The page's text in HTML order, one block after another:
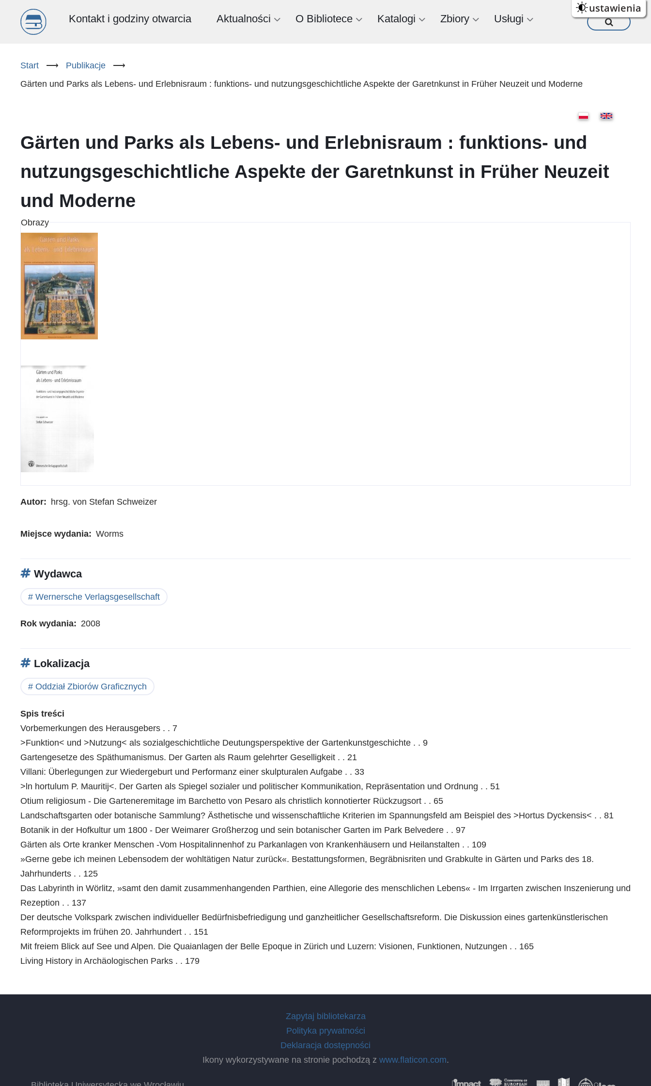
ustawienia
Menu
(PL)
Kontakt i godziny otwarcia Aktualności O Bibliotece Katalogi Zbiory Usługi
Start ⟶ Publikacje
⟶
Gärten und Parks als Lebens- und Erlebnisraum : funktions- und nutzungsgeschichtliche Aspekte der Garetnkunst in Früher Neuzeit und Moderne
Gärten und Parks als Lebens- und Erlebnisraum : funktions- und
nutzungsgeschichtliche Aspekte der Garetnkunst in Früher Neuzeit
und Moderne
Obrazy
Autor hrsg. von Stefan Schweizer
Miejsce wydania Worms
Wydawca
Wernersche Verlagsgesellschaft
Rok wydania 2008
Lokalizacja
Oddział Zbiorów Graficznych
Spis treści
Vorbemerkungen des Herausgebers . . 7
>Funktion< und >Nutzung< als sozialgeschichtliche Deutungsperspektive der Gartenkunstgeschichte . . 9
Gartengesetze des Späthumanismus. Der Garten als Raum gelehrter Geselligkeit . . 21
Villani: Überlegungen zur Wiedergeburt und Performanz einer skulpturalen Aufgabe . . 33
>ln hortulum P. Mauritij<. Der Garten als Spiegel sozialer und politischer Kommunikation, Repräsentation und Ordnung . . 51
Otium religiosum - Die Garteneremitage im Barchetto von Pesaro als christlich konnotierter Rückzugsort . . 65
Landschaftsgarten oder botanische Sammlung? Ästhetische und wissenschaftliche Kriterien im Spannungsfeld am Beispiel des >Hortus Dyckensis< . . 81
Botanik in der Hofkultur um 1800 - Der Weimarer Großherzog und sein botanischer Garten im Park Belvedere . . 97
Gärten als Orte kranker Menschen -Vom Hospitalinnenhof zu Parkanlagen von Krankenhäusern und Heilanstalten . . 109
»Gerne gebe ich meinen Lebensodem der wohltätigen Natur zurück«. Bestattungsformen, Begräbnisriten und Grabkulte in Gärten und Parks des 18.
Jahrhunderts . . 125
Das Labyrinth in Wörlitz, »samt den damit zusammenhangenden Parthien, eine Allegorie des menschlichen Lebens« - Im Irrgarten zwischen Inszenierung und
Rezeption . . 137
Der deutsche Volkspark zwischen individueller Bedürfnisbefriedigung und ganzheitlicher Gesellschaftsreform. Die Diskussion eines gartenkünstlerischen
Reformprojekts im frühen 20. Jahrhundert . . 151
Mit freiem Blick auf See und Alpen. Die Quaianlagen der Belle Epoque in Zürich und Luzern: Visionen, Funktionen, Nutzungen . . 165
Living History in Archäologischen Parks . . 179
Zapytaj bibliotekarza
Polityka prywatności
Deklaracja dostępności
Ikony wykorzystywane na stronie pochodzą z www.flaticon.com.